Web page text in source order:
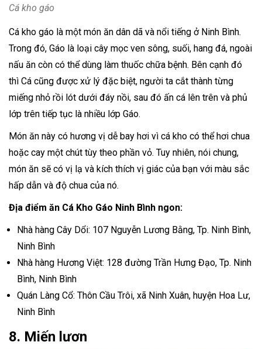
Cá kho gáo
Cá kho gáo là một món ăn dân dã và nổi tiếng ở Ninh Bình.
Trong đó, Gáo là loại cây mọc ven sông, suối, hang đá, ngoài
nấu ăn còn có thể dùng làm thuốc chữa bệnh. Bên cạnh đó
thì Cá cũng được xử lý đặc biệt, người ta cắt thành từng
miếng nhỏ rồi lót dưới đáy nồi, sau đó ấn cá lên trên và phủ
lớp trên tiếp tục là nhiều lớp Gáo.
Món ăn này có hương vị dễ bay hơi vì cá kho có thể hơi chua
hoặc cay một chút tùy theo phần vỏ. Tuy nhiên, nói chung,
món ăn sẽ có vị lạ và kích thích vị giác của bạn với màu sắc
hấp dẫn và độ chua của nó.
Địa điểm ăn Cá Kho Gáo Ninh Bình ngon:
Nhà hàng Cây Dổi: 107 Nguyễn Lương Bằng, Tp. Ninh Bình,
Ninh Bình
Nhà hàng Hương Việt: 128 đường Trần Hưng Đạo, Tp. Ninh
Bình, Ninh Bình
Quán Làng Cổ: Thôn Cầu Trôi, xã Ninh Xuân, huyện Hoa Lư,
Ninh Bình
8. Miến lươn